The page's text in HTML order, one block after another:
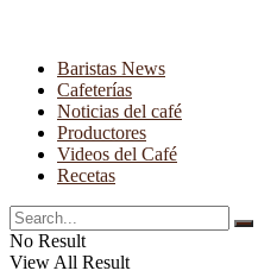
Baristas News
Cafeterías
Noticias del café
Productores
Videos del Café
Recetas
No Result
View All Result